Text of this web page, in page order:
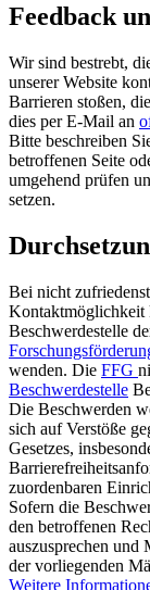
Feedback
Wir sind bestrebt,
unserer Website
Barrieren stoßen,
dies per E-Mail an
Bitte beschreiben
betroffenen Seite
umgehend prüfen
setzen.
Bei nicht
Kontaktmöglichkeit
Beschwerdestelle
wenden. Die FFG
Beschwerdestelle
Die Beschwerden
sich auf Verstöße
Gesetzes,
zuordenbaren
Sofern die
den betroffenen
auszusprechen und
der vorliegenden
Weitere